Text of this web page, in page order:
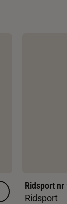
Ridsport nr
Ridsport